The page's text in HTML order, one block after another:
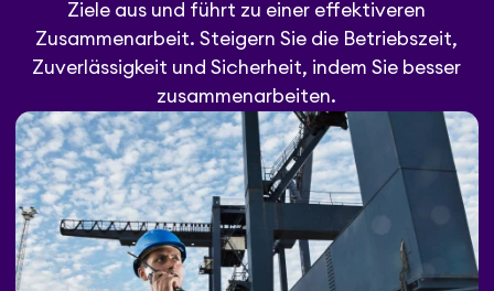
Ziele aus und führt zu einer effektiveren
Zusammenarbeit. Steigern Sie die Betriebszeit,
Zuverlässigkeit und Sicherheit, indem Sie besser
zusammenarbeiten.